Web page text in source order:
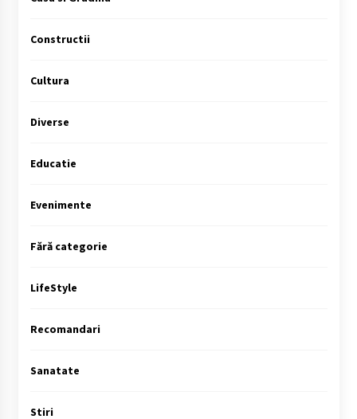
Constructii
Cultura
Diverse
Educatie
Evenimente
Fără categorie
LifeStyle
Recomandari
Sanatate
Stiri